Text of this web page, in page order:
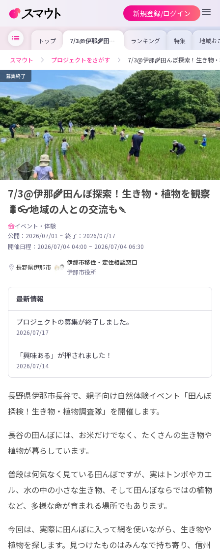
新規登録/ログイン
トップ 7/3@伊那🌾田ん
ぼ探索！生き物・
地域の人との交流
も🍡
ランキング 特集 地域お
の求
を集め
事内容
を比較
合った
けよう
スマウト プロジェクトをさがす 7/3@伊那🌾田んぼ探索！生き物
募集終了
7/3@伊那🌾田んぼ探索！生き物・植物を観察
🐛👓地域の人との交流も🍡
イベント・体験
公開：2026/07/01 ~ 終了：2026/07/17
開催日程： 2026/07/04 04:00 ~ 2026/07/04 06:30
長野県伊那市
伊那市移住・定住相談窓口
伊那市役所
最新情報
プロジェクトの募集が終了しました。
2026/07/17
「興味ある」が押されました！
2026/07/14
長野県伊那市長谷で、親子向け自然体験イベント「田んぼ
探検！生き物・植物調査隊」を開催します。
長谷の田んぼには、お米だけでなく、たくさんの生き物や
植物が暮らしています。
普段は何気なく見ている田んぼですが、実はトンボやカエ
ル、水の中の小さな生き物、そして田んぼならではの植物
など、多様な命が育まれる場所でもあります。
今回は、実際に田んぼに入って網を使いながら、生き物や
植物を探します。見つけたものはみんなで持ち寄り、信州